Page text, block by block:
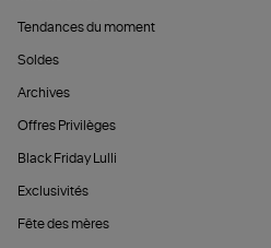
Tendances du moment
Soldes
Archives
Offres Privilèges
Black Friday Lulli
Exclusivités
Fête des mères